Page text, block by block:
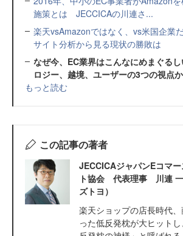
施策とは JECCICAの川連さ...
楽天vsAmazonではなく、vs米国企
サイト分析から見る現状の勝敗は
なぜ今、EC業界はこんなにめまぐる
ロジー、越境、ユーザーの3つの視点
もっと読む
この記事の著者
JECCICAジャパンEコマ
ト協会 代表理事 川連
ズトヨ）
楽天ショップの店長時代
った低反発枕が大ヒット